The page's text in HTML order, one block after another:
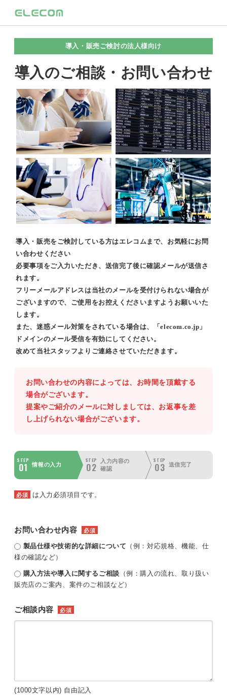
導入・販売ご検討の法人様向け
導入のご相談・お問い合わせ
導入・販売をご検討している方はエレコムまで、お気軽にお問
い合わせください
必要事項をご入力いただき、送信完了後に確認メールが送信さ
れます。
フリーメールアドレスは当社のメールを受付けられない場合が
ございますので、ご使用をお控えくださいますようお願いいた
します。
また、迷惑メール対策をされている場合は、「elecom.co.jp」
ドメインのメール受信を有効にしてください。
改めて当社スタッフよりご連絡させていただきます。
お問い合わせの内容によっては、お時間を頂戴する
場合がございます。
提案やご紹介のメールに対しましては、お返事を差
し上げられない場合がございます。
STEP
01 情報の入力
STEP
02
入力内容の
確認
STEP
03 送信完了
必須 は入力必須項目です。
お問い合わせ内容 必須
製品仕様や技術的な詳細について （例：対応規格、機能、仕
様の確認など）
購入方法や導入に関するご相談 （例：購入の流れ、取り扱い
販売店のご案内、案件のご相談など）
ご相談内容 必須
(1000文字以内) 自由記入